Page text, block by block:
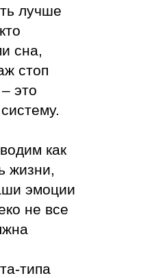
лучше
сна,
стоп
это
как
жизни,
эмоции
не все
типа